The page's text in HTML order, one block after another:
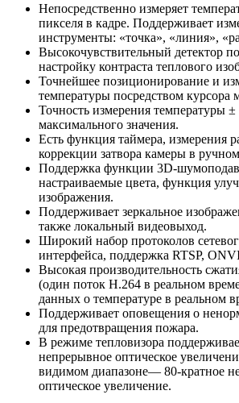
Непосредственно измеряет
пикселя в кадре. Поддерживает
инструменты: «точка», «линия»,
Высокочувствительный детектор
настройку контраста теплового
Точнейшее позиционирование и
температуры посредством
Точность измерения температуры
максимального значения.
Есть функция таймера, измерения
коррекции затвора камеры в
Поддержка функции 3D-
настраиваемые цвета, функция
изображения.
Поддерживает зеркальное
также локальный видеовыход.
Широкий набор протоколов
интерфейса, поддержка RTSP,
Высокая производительность
(один поток H.264 в реальном
данных о температуре в реальном
Поддерживает оповещения о
для предотвращения пожара.
В режиме тепловизора
непрерывное оптическое
видимом диапазоне— 80-кратное
оптическое увеличение.